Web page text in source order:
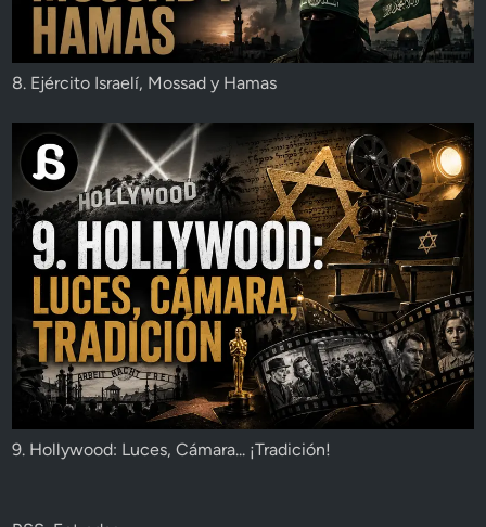
8. Ejército Israelí, Mossad y Hamas
9. Hollywood: Luces, Cámara... ¡Tradición!